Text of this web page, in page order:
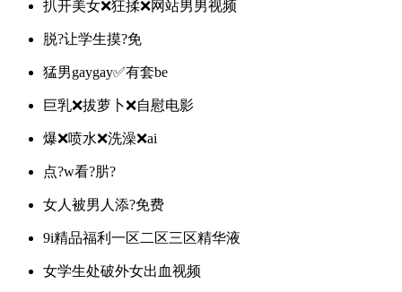
扒开美女❌狂揉❌网站男男视频
脱?让学生摸?免
猛男gaygay✅有套be
巨乳❌拔萝卜❌自慰电影
爆❌喷水❌洗澡❌ai
点?w看?䏒?
女人被男人添?免费
9i精品福利一区二区三区精华液
女学生处破外女出血视频